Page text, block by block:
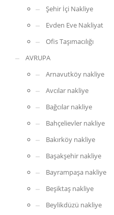
Şehir İçi Nakliye
Evden Eve Nakliyat
Ofis Taşımacılığı
AVRUPA
Arnavutköy nakliye
Avcılar nakliye
Bağcılar nakliye
Bahçelievler nakliye
Bakırköy nakliye
Başakşehir nakliye
Bayrampaşa nakliye
Beşiktaş nakliye
Beylikdüzü nakliye